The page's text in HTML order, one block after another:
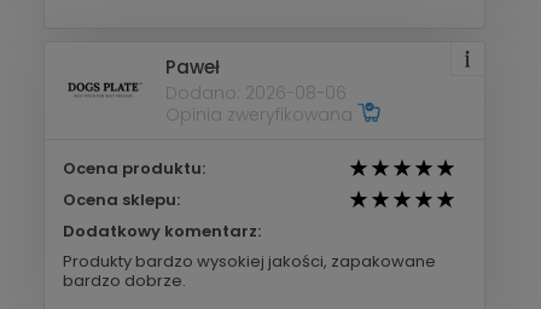
Paweł
Dodano: 2026-08-06
Opinia zweryfikowana
Ocena produktu:
Ocena sklepu:
Dodatkowy komentarz:
Produkty bardzo wysokiej jakości, zapakowane
bardzo dobrze.